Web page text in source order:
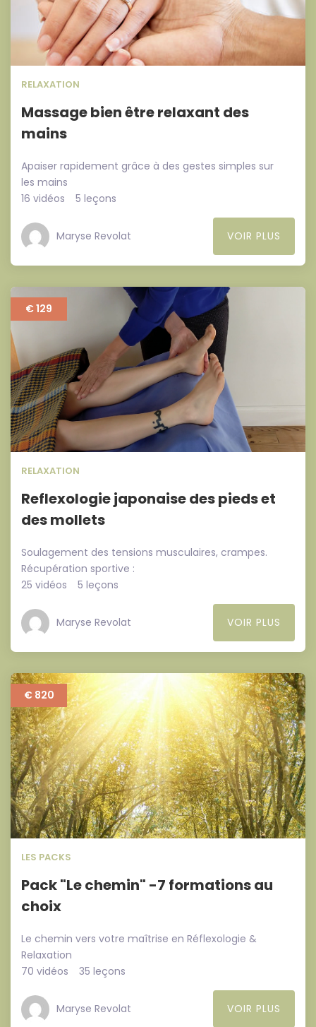
RELAXATION
Massage bien être relaxant des
mains
Apaiser rapidement grâce à des gestes simples sur
les mains
16 vidéos
5 leçons
Maryse Revolat VOIR PLUS
€ 129
RELAXATION
Reflexologie japonaise des pieds et
des mollets
Soulagement des tensions musculaires, crampes.
Récupération sportive :
25 vidéos
5 leçons
Maryse Revolat VOIR PLUS
€ 820
LES PACKS
Pack "Le chemin" -7 formations au
choix
Le chemin vers votre maîtrise en Réflexologie &
Relaxation
70 vidéos
35 leçons
Maryse Revolat VOIR PLUS